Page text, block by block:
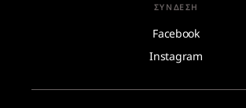
ΣΎΝΔΕΣΗ
Facebook
Instagram